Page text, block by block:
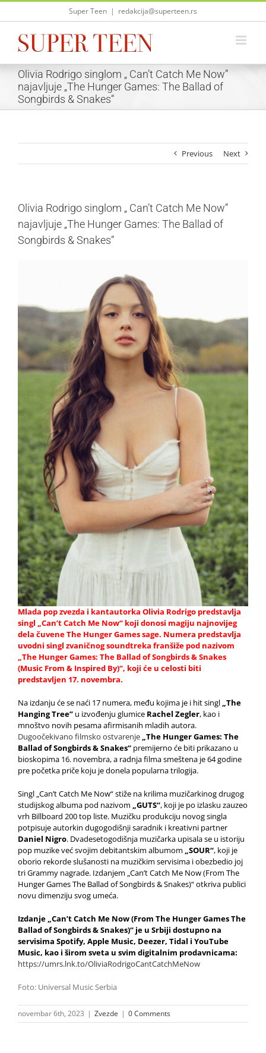
Skip
Super Teen | redakcija@superteen.rs
Olivia Rodrigo singlom „ Can’t Catch Me Now”
najavljuje „The Hunger Games: The Ballad of
Songbirds & Snakes“
Previous Next
Olivia Rodrigo singlom „ Can’t Catch Me Now”
najavljuje „The Hunger Games: The Ballad of
Songbirds & Snakes“
Mlada pop zvezda i kantautorka Olivia Rodrigo predstavlja
singl „Can’t Catch Me Now“ koji donosi magiju najnovijeg
dela čuvene The Hunger Games sage. Numera predstavlja
uvodni singl zvaničnog soundtreka franšiže pod nazivom
„The Hunger Games: The Ballad of Songbirds & Snakes
(Music From & Inspired By)“, koji će u celosti biti
predstavljen 17. novembra.
Na izdanju će se naći 17 numera, među kojima je i hit singl „The
Hanging Tree” u izvođenju glumice Rachel Zegler, kao i
mnoštvo novih pesama afirmisanih mladih autora.
Dugoočekivano filmsko ostvarenje „The Hunger Games: The
Ballad of Songbirds & Snakes“ premijerno će biti prikazano u
bioskopima 16. novembra, a radnja filma smeštena je 64 godine
pre početka priče koju je donela popularna trilogija.
Singl „Can’t Catch Me Now“ stiže na krilima muzičarkinog drugog
studijskog albuma pod nazivom „GUTS“, koji je po izlasku zauzeo
vrh Billboard 200 top liste. Muzičku produkciju novog singla
potpisuje autorkin dugogodišnji saradnik i kreativni partner
Daniel Nigro. Dvadesetogodišnja muzičarka upisala se u istoriju
pop muzike već svojim debitantskim albumom „SOUR“, koji je
oborio rekorde slušanosti na muzičkim servisima i obezbedio joj
tri Grammy nagrade. Izdanjem „Can’t Catch Me Now (From The
Hunger Games The Ballad of Songbirds & Snakes)“ otkriva publici
novu dimenziju svog umeća.
Izdanje „Can’t Catch Me Now (From The Hunger Games The
Ballad of Songbirds & Snakes)“ je u Srbiji dostupno na
servisima Spotify, Apple Music, Deezer, Tidal i YouTube
Music, kao i širom sveta u svim digitalnim prodavnicama:
https://umrs.lnk.to/OliviaRodrigoCantCatchMeNow
Foto: Universal Music Serbia
novembar 6th, 2023 | Zvezde | 0 Comments